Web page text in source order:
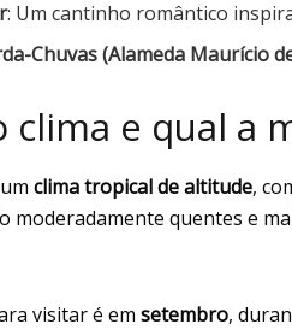
: Um cantinho romântico
Chuvas (Alameda Maurício
clima e qual a
clima tropical de altitude,
moderadamente quentes e
visitar é em setembro,